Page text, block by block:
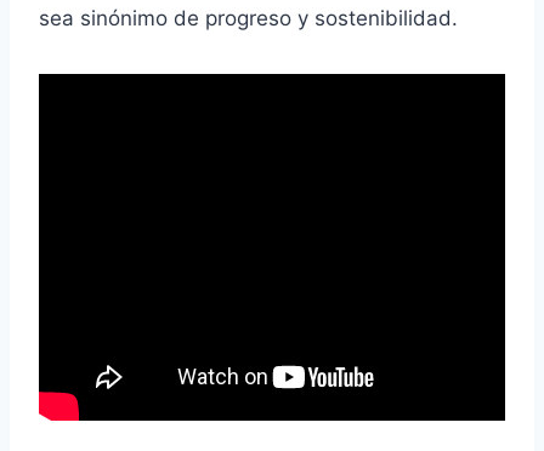
sea sinónimo de progreso y sostenibilidad.